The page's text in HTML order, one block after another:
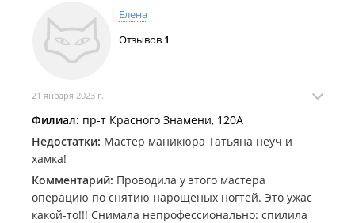
Елена
Отзывов 1
21 января 2023 г.
Филиал: пр-т Красного Знамени, 120А
Недостатки: Мастер маникюра Татьяна неуч и
хамка!
Комментарий: Проводила у этого мастера
операцию по снятию нарощеных ногтей. Это ужас
какой-то!!! Снимала непрофессионально: спилила